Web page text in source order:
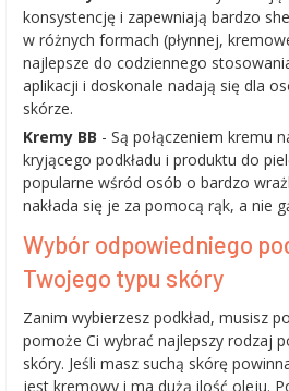
konsystencję i zapewniają bardzo
w różnych formach (płynnej,
najlepsze do codziennego
aplikacji i doskonale nadają się dla
skórze.
Kremy BB - Są połączeniem kremu
kryjącego podkładu i produktu do
popularne wśród osób o bardzo
nakłada się je za pomocą rąk, a nie
Wybór odpowiedniego
Twojego typu skóry
Zanim wybierzesz podkład, musisz
pomoże Ci wybrać najlepszy rodzaj
skóry. Jeśli masz suchą skórę
jest kremowy i ma dużą ilość oleju.